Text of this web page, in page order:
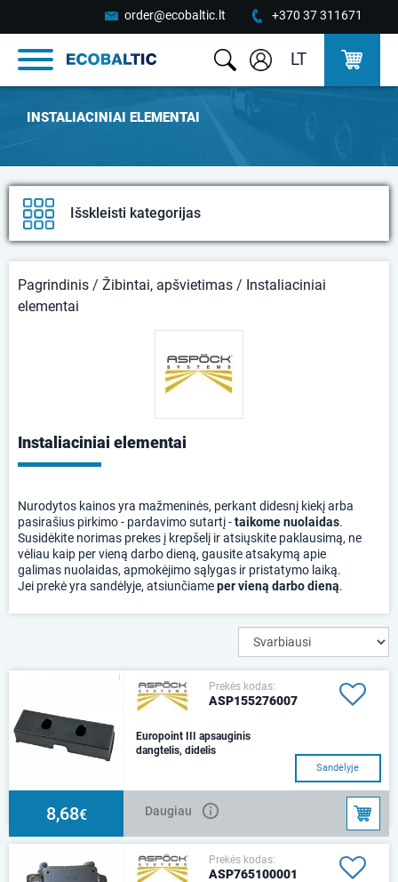
order@ecobaltic.lt +370 37 311671
LT
INSTALIACINIAI ELEMENTAI
Išskleisti kategorijas
Pagrindinis / Žibintai, apšvietimas / Instaliaciniai
elementai
Instaliaciniai elementai
Nurodytos kainos yra mažmeninės, perkant didesnį kiekį arba
pasirašius pirkimo - pardavimo sutartį -taikome nuolaidas.
Susidėkite norimas prekes į krepšelį ir atsiųskite paklausimą, ne
vėliau kaip per vieną darbo dieną, gausite atsakymą apie
galimas nuolaidas, apmokėjimo sąlygas ir pristatymo laiką.
Jei prekė yra sandėlyje, atsiunčiameper vieną darbo dieną.
Prekės kodas:
ASP155276007
Europoint III apsauginis
dangtelis, didelis
Sandėlyje
8,68€ Daugiau
Prekės kodas:
ASP765100001